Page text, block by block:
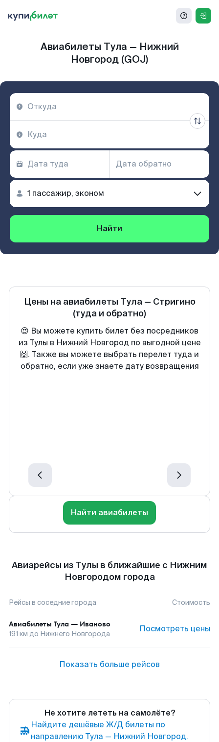
Авиабилеты Тула — Нижний
Новгород (GOJ)
Найти
Цены на авиабилеты Тула— Стригино
(туда и обратно)
😍 Вы можете купить билет без посредников
из Тулы в Нижний Новгород по выгодной цене
🙌. Также вы можете выбрать перелет туда и
обратно, если уже знаете дату возвращения
Найти авиабилеты
Авиарейсы из Тулы в ближайшие с Нижним
Новгородом города
Рейсы в соседние города Стоимость
Авиабилеты Тула — Иваново
191 км до Нижнего Новгорода Посмотреть цены
Показать больше рейсов
Не хотите лететь на самолёте?
Найдите дешёвые Ж/Д билеты по
направлению Тула — Нижний Новгород.